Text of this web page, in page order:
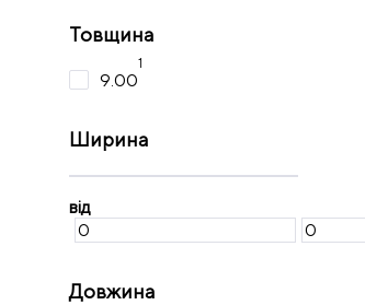
Товщина
9.00
1
Ширина
від
Довжина